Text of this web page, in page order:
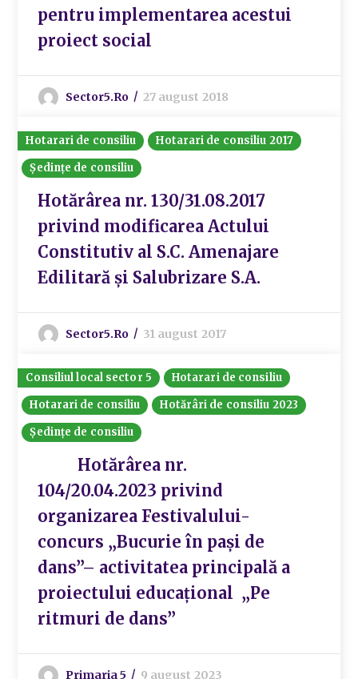
pentru implementarea acestui
proiect social
Sector5.ro 27 august 2018
Hotarari de consiliu
Hotarari de consiliu 2017
Ședințe de consiliu
Hotărârea nr. 130/31.08.2017
privind modificarea Actului
Constitutiv al S.C. Amenajare
Edilitară și Salubrizare S.A.
Sector5.ro 31 august 2017
Consiliul local sector 5
Hotarari de consiliu
Hotarari de consiliu
Hotărâri de consiliu 2023
Ședințe de consiliu
Hotărârea nr.
104/20.04.2023 privind
organizarea Festivalului-
concurs „Bucurie în pași de
dans”– activitatea principală a
proiectului educațional „Pe
ritmuri de dans”
Primaria 5 9 august 2023